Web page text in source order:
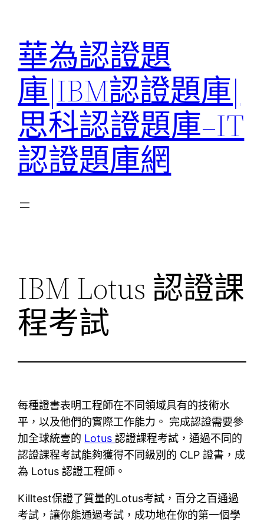
華為認證題
庫|IBM認證題庫|
思科認證題庫–IT
認證題庫網
IBM Lotus 認證課
程考試
每種證書表明工程師在不同領域具有的技術水
平，以及他們的實際工作能力。 完成認證需要參
加全球統壹的 Lotus認證課程考試，通過不同的
認證課程考試能夠獲得不同級別的 CLP 證書，成
為 Lotus 認證工程師。
Killtest保證了質量的Lotus考試，百分之百通過
考試，讓你能通過考試，成功地在你的第一個學